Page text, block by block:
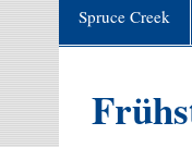
Spruce Creek